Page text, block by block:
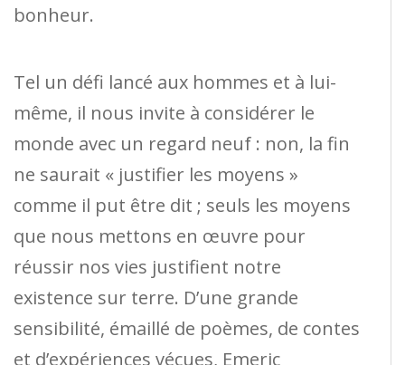
bonheur.
Tel un défi lancé aux hommes et à lui-
même, il nous invite à considérer le
monde avec un regard neuf : non, la fin
ne saurait « justifier les moyens »
comme il put être dit ; seuls les moyens
que nous mettons en œuvre pour
réussir nos vies justifient notre
existence sur terre. D’une grande
sensibilité, émaillé de poèmes, de contes
et d’expériences vécues, Emeric